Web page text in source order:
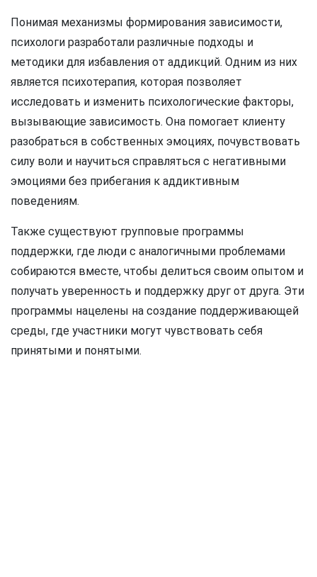
Понимая механизмы формирования зависимости,
психологи разработали различные подходы и
методики для избавления от аддикций. Одним из них
является психотерапия, которая позволяет
исследовать и изменить психологические факторы,
вызывающие зависимость. Она помогает клиенту
разобраться в собственных эмоциях, почувствовать
силу воли и научиться справляться с негативными
эмоциями без прибегания к аддиктивным
поведениям.
Также существуют групповые программы
поддержки, где люди с аналогичными проблемами
собираются вместе, чтобы делиться своим опытом и
получать уверенность и поддержку друг от друга. Эти
программы нацелены на создание поддерживающей
среды, где участники могут чувствовать себя
принятыми и понятыми.